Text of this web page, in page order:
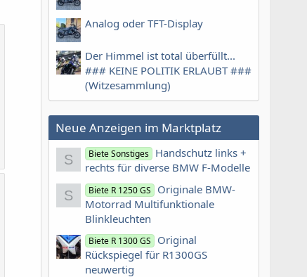
Analog oder TFT-Display
Der Himmel ist total überfüllt...
### KEINE POLITIK ERLAUBT ###
(Witzesammlung)
Neue Anzeigen im Marktplatz
S Biete Sonstiges Handschutz links +
rechts für diverse BMW F-Modelle
S Biete R 1250 GS
Originale BMW-
Motorrad Multifunktionale
Blinkleuchten
Biete R 1300 GS
Original
Rückspiegel für R1300GS
neuwertig